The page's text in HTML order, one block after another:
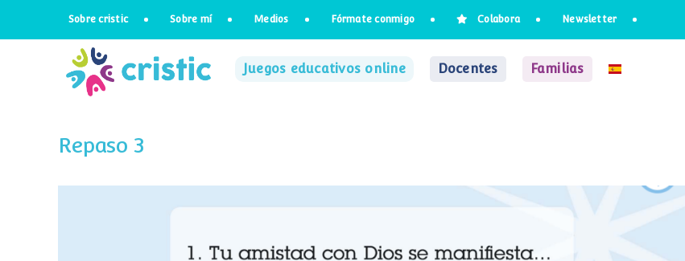
Sobre cristic Sobre mí Medios Fórmate conmigo Colabora Newsletter
Juegos educativos online Docentes Familias
Repaso 3